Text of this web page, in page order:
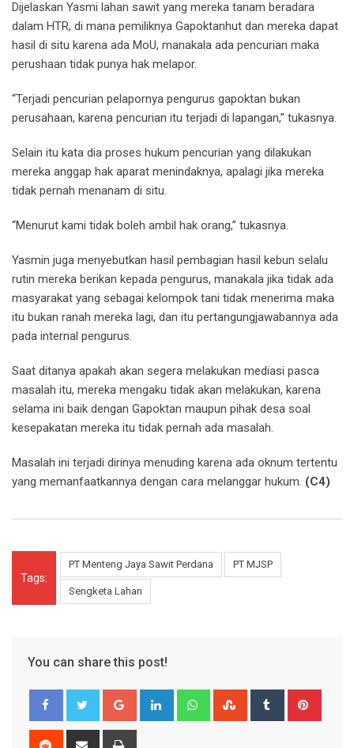
Dijelaskan Yasmi lahan sawit yang mereka tanam beradara
dalam HTR, di mana pemiliknya Gapoktanhut dan mereka dapat
hasil di situ karena ada MoU, manakala ada pencurian maka
perushaan tidak punya hak melapor.
“Terjadi pencurian pelapornya pengurus gapoktan bukan
perusahaan, karena pencurian itu terjadi di lapangan,” tukasnya.
Selain itu kata dia proses hukum pencurian yang dilakukan
mereka anggap hak aparat menindaknya, apalagi jika mereka
tidak pernah menanam di situ.
“Menurut kami tidak boleh ambil hak orang,” tukasnya.
Yasmin juga menyebutkan hasil pembagian hasil kebun selalu
rutin mereka berikan kepada pengurus, manakala jika tidak ada
masyarakat yang sebagai kelompok tani tidak menerima maka
itu bukan ranah mereka lagi, dan itu pertangungjawabannya ada
pada internal pengurus.
Saat ditanya apakah akan segera melakukan mediasi pasca
masalah itu, mereka mengaku tidak akan melakukan, karena
selama ini baik dengan Gapoktan maupun pihak desa soal
kesepakatan mereka itu tidak pernah ada masalah.
Masalah ini terjadi dirinya menuding karena ada oknum tertentu
yang memanfaatkannya dengan cara melanggar hukum. (C4)
Tags:
PT Menteng Jaya Sawit Perdana PT MJSP
Sengketa Lahan
You can share this post!
Google+ LinkedIn WhatsappStumbleUpon
Tumblr
Reddit
Share